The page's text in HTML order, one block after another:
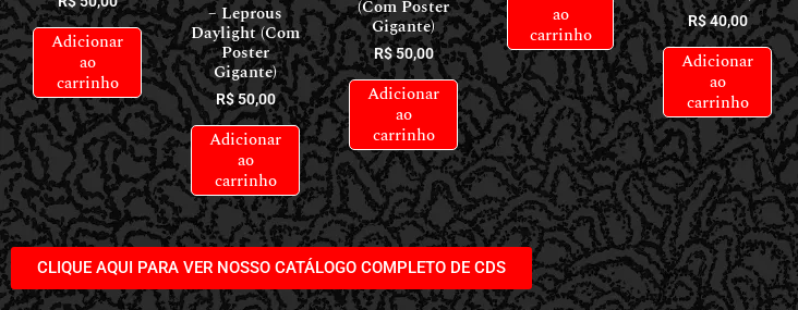
Adicionar
ao
carrinho
– Leprous
Daylight (Com
Poster
Gigante)
R$50,00
Adicionar
ao
carrinho
(Com Poster
Gigante)
R$50,00
Adicionar
ao
carrinho
ao
carrinho
R$40,00
Adicionar
ao
carrinho
CLIQUE AQUI PARA VER NOSSO CATÁLOGO COMPLETO DE CDS